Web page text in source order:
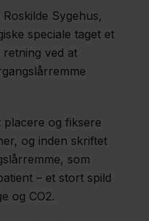
Sygehus,
speciale taget et
ved at
placere og fiksere
og inden skriftet
som
– et stort spild
og CO2.